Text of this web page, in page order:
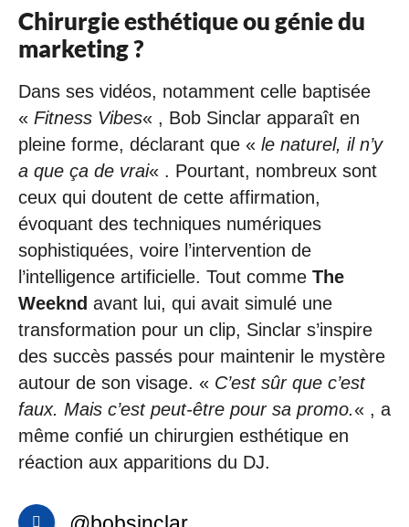
Chirurgie esthétique ou génie du
marketing ?
Dans ses vidéos, notamment celle baptisée
« Fitness Vibes« , Bob Sinclar apparaît en
pleine forme, déclarant que « le naturel, il n’y
a que ça de vrai« . Pourtant, nombreux sont
ceux qui doutent de cette affirmation,
évoquant des techniques numériques
sophistiquées, voire l’intervention de
l’intelligence artificielle. Tout comme The
Weeknd avant lui, qui avait simulé une
transformation pour un clip, Sinclar s’inspire
des succès passés pour maintenir le mystère
autour de son visage. « C’est sûr que c’est
faux. Mais c’est peut-être pour sa promo.« , a
même confié un chirurgien esthétique en
réaction aux apparitions du DJ.